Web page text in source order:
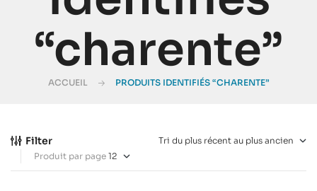
“charente”
ACCUEIL PRODUITS IDENTIFIÉS “CHARENTE”
Filter
Produit par page